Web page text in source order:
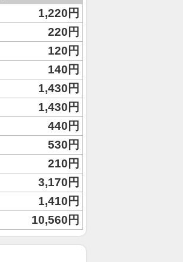
1,220円
220円
120円
140円
1,430円
1,430円
440円
530円
210円
3,170円
1,410円
10,560円